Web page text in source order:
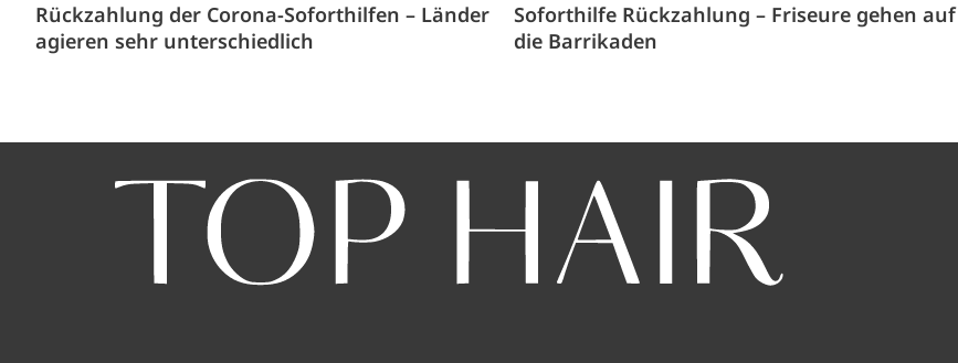
Rückzahlung der Corona-Soforthilfen – Länder
agieren sehr unterschiedlich
Soforthilfe Rückzahlung – Friseure gehen auf
die Barrikaden